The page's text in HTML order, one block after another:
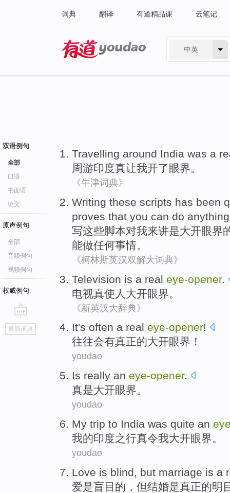
词典 翻译 有道精品课 云笔记
中英
双语例句
全部
口语
书面语
论文
原声例句
全部
音频例句
视频例句
权威例句
go
top
返回词典
Travelling around India was a
周游印度真让我开了 眼界。
《牛津词典》
Writing these scripts has been
proves that you can do anything
写这些脚本对我来讲是大开眼界
能做任何事情。
《柯林斯英汉双解大词典》
Television is a real eye-opener.
电视真使人 大开眼界 。
《新英汉大辞典》
It's often a real eye-opener!
往往会有真正的大开眼界 ！
youdao
Is really an eye-opener.
真是大开眼界。
youdao
My trip to India was quite an
我的印度之行真令我大开眼界。
youdao
Love is blind, but marriage is a
爱是盲目 的， 但结婚是真正的明